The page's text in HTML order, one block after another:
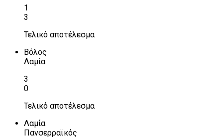
1
3
Τελικό αποτέλεσμα
Βόλος
Λαμία
3
0
Τελικό αποτέλεσμα
Λαμία
Πανσερραϊκός